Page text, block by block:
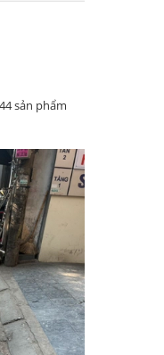
sản phẩm